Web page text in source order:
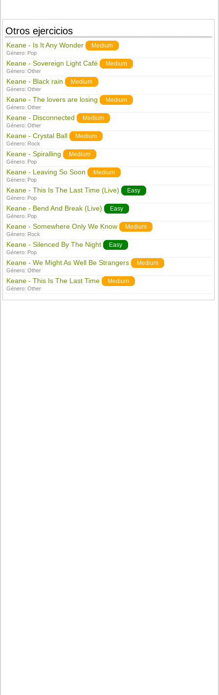
Otros ejercicios
Keane - Is It Any Wonder Medium
Género: Pop
Keane - Sovereign Light Café Medium
Género:Other
Keane - Black rain Medium
Género:Other
Keane - The lovers are losing Medium
Género:Other
Keane - Disconnected Medium
Género:Other
Keane - Crystal Ball Medium
Género: Rock
Keane - Spiralling Medium
Género: Pop
Keane - Leaving So Soon Medium
Género: Pop
Keane - This Is The Last Time (Live) Easy
Género: Pop
Keane - Bend And Break (Live) Easy
Género: Pop
Keane - Somewhere Only We Know Medium
Género: Rock
Keane - Silenced By The Night Easy
Género: Pop
Keane - We Might As Well Be Strangers Medium
Género:Other
Keane - This Is The Last Time Medium
Género:Other